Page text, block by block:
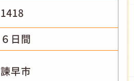
1418
６日間
諫早市